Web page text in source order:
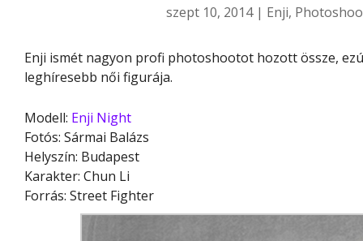
szept 10, 2014| Enji,
Enji ismét nagyon profi photoshootot hozott össze,
leghíresebb női figurája.
Modell: Enji Night
Fotós: Sármai Balázs
Helyszín: Budapest
Karakter: Chun Li
Forrás: Street Fighter